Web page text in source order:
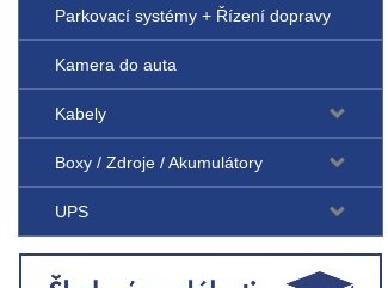
Parkovací systémy + Řízení dopravy
Kamera do auta
Kabely
Boxy / Zdroje / Akumulátory
UPS